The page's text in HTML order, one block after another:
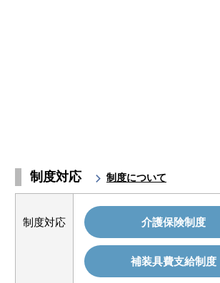
制度対応 制度について
制度対応 介護保険制度
補装具費支給制度